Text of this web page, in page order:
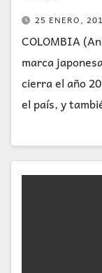
25 ENERO,
COLOMBIA
marca
cierra el año
el país, y